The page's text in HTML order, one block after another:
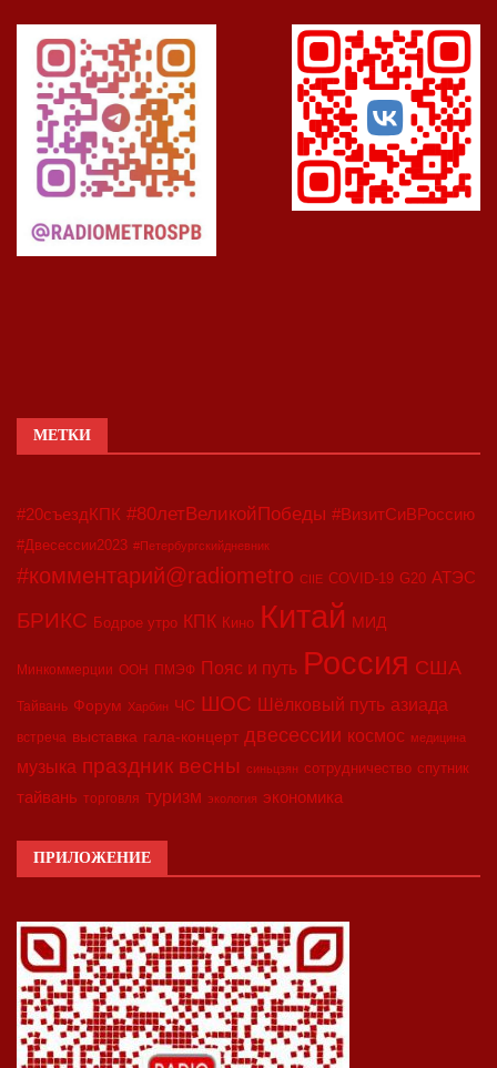
МЕТКИ
#20съездКПК #80летВеликойПобеды #ВизитСиВРоссию
#Двесессии2023 #Петербургскийдневник
#комментарий@radiometro CIIE COVID-19 G20 АТЭС
БРИКС Бодрое утро КПК Кино Китай МИД
Минкоммерции ООН ПМЭФ Пояс и путь Россия США
Тайвань Форум Харбин ЧС ШОС Шёлковый путь азиада
встреча выставка гала-концерт двесессии космос медицина
музыка праздник весны синьцзян сотрудничество спутник
тайвань торговля туризм экология экономика
ПРИЛОЖЕНИЕ